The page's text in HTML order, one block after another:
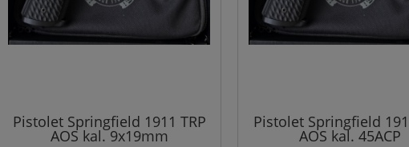
Pistolet Springfield 1911 TRP
AOS kal. 9x19mm
Pistolet Springfield
AOS kal. 45ACP